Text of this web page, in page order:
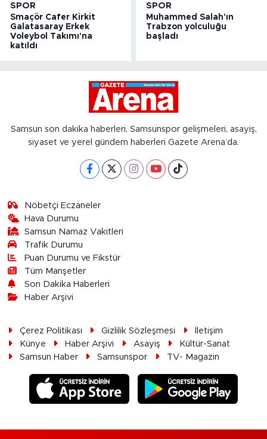
SPOR
Smaçör Cafer Kirkit
Galatasaray Erkek
Voleybol Takımı'na
katıldı
SPOR
Muhammed Salah'ın
Trabzon yolculuğu
başladı
Samsun son dakika haberleri, Samsunspor gelişmeleri, asayiş,
siyaset ve yerel gündem haberleri Gazete Arena’da.
Nöbetçi Eczaneler
Hava Durumu
Samsun Namaz Vakitleri
Trafik Durumu
Puan Durumu ve Fikstür
Tüm Manşetler
Son Dakika Haberleri
Haber Arşivi
Çerez Politikası Gizlilik Sözleşmesi
İletişim
Künye
Haber Arşivi Asayiş
Kültür-Sanat
Samsun Haber
Samsunspor TV- Magazin